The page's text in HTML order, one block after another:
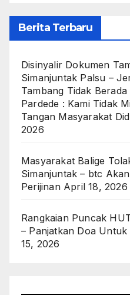
Berita Terbaru
Disinyalir Dokumen
Simanjuntak Palsu –
Tambang Tidak
Pardede : Kami Tidak
Tangan Masyarakat
2026
Masyarakat Balige
Simanjuntak – btc
Perijinan April 18, 2026
Rangkaian Puncak
– Panjatkan Doa Untuk
15, 2026